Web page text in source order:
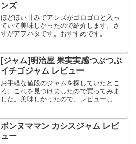
ンズ
ほどほい甘みでアンズがゴロゴロと入っ
ていて美味しかったので紹介します。さ
すがアヲハタです。おすすめです。
[ジャム]明治屋 果実実感つぶつぶ
イチゴジャム レビュー
お手軽な値段のジャムを探していたとこ
ろ、これを見つけましたので買ってみま
した。美味しかったので、レビューしま
ボンヌママン カシスジャム レビ
ュー